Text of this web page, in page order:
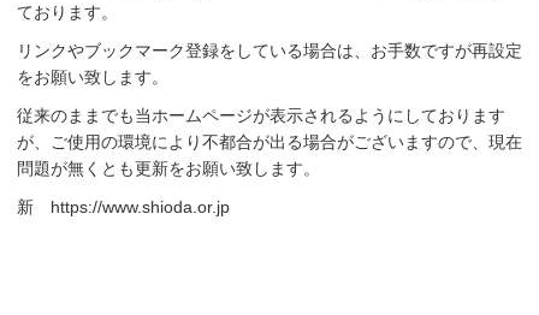
ております。
リンクやブックマーク登録をしている場合は、お手数ですが再設定
をお願い致します。
従来のままでも当ホームページが表示されるようにしております
が、ご使用の環境により不都合が出る場合がございますので、現在
問題が無くとも更新をお願い致します。
新 https://www.shioda.or.jp